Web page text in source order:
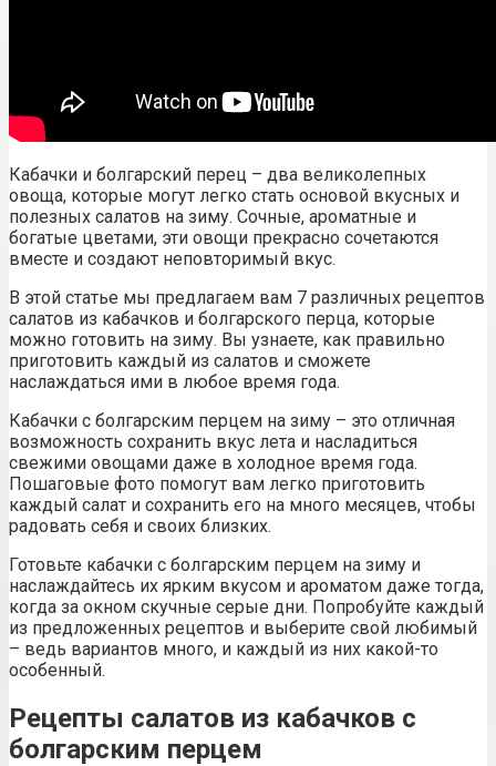
Кабачки и болгарский перец – два великолепных
овоща, которые могут легко стать основой вкусных и
полезных салатов на зиму. Сочные, ароматные и
богатые цветами, эти овощи прекрасно сочетаются
вместе и создают неповторимый вкус.
В этой статье мы предлагаем вам 7 различных рецептов
салатов из кабачков и болгарского перца, которые
можно готовить на зиму. Вы узнаете, как правильно
приготовить каждый из салатов и сможете
наслаждаться ими в любое время года.
Кабачки с болгарским перцем на зиму – это отличная
возможность сохранить вкус лета и насладиться
свежими овощами даже в холодное время года.
Пошаговые фото помогут вам легко приготовить
каждый салат и сохранить его на много месяцев, чтобы
радовать себя и своих близких.
Готовьте кабачки с болгарским перцем на зиму и
наслаждайтесь их ярким вкусом и ароматом даже тогда,
когда за окном скучные серые дни. Попробуйте каждый
из предложенных рецептов и выберите свой любимый
– ведь вариантов много, и каждый из них какой-то
особенный.
Рецепты салатов из кабачков с
болгарским перцем